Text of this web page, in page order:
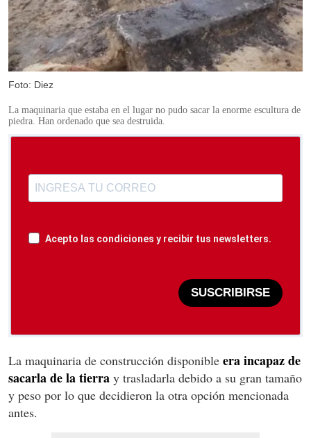
Foto: Diez
La maquinaria que estaba en el lugar no pudo sacar la enorme escultura de
piedra. Han ordenado que sea destruida.
Acepto las condiciones y recibir tus newsletters.
SUSCRIBIRSE
La maquinaria de construcción disponible era incapaz de
sacarla de la tierra y trasladarla debido a su gran tamaño
y peso por lo que decidieron la otra opción mencionada
antes.